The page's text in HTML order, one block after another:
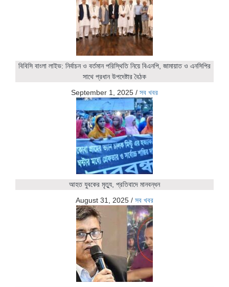
বিবিসি বাংলা লাইভ: নির্বাচন ও বর্তমান পরিস্থিতি নিয়ে বিএনপি, জামায়াত ও এনসিপির
সাথে প্রধান উপদেষ্টার বৈঠক
September 1, 2025 / সব খবর
আহত যুবকের মৃত্যু, প্রতিবাদে মানবন্ধন
August 31, 2025 / সব খবর